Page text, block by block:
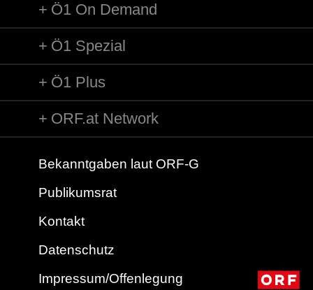
Ö1 On Demand
Ö1 Spezial
Ö1 Plus
ORF.at Network
Bekanntgaben laut ORF-G
Publikumsrat
Kontakt
Datenschutz
Impressum/Offenlegung